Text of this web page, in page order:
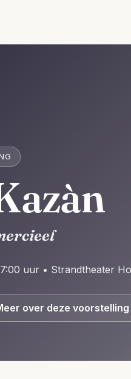
uur • Strandtheater
over deze voorstelling